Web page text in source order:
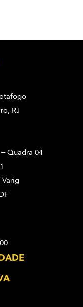
RJ
Quadra 04
Varig